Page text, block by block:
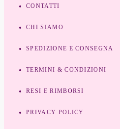
CONTATTI
CHI SIAMO
SPEDIZIONE E CONSEGNA
TERMINI & CONDIZIONI
RESI E RIMBORSI
PRIVACY POLICY